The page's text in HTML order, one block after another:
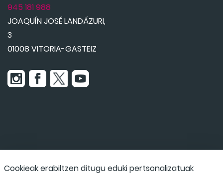
Udaraba
945 181 988
JOAQUÍN JOSÉ LANDÁZURI,
3
01008 VITORIA-GASTEIZ
Cookieak erabiltzen ditugu eduki pertsonalizatuak